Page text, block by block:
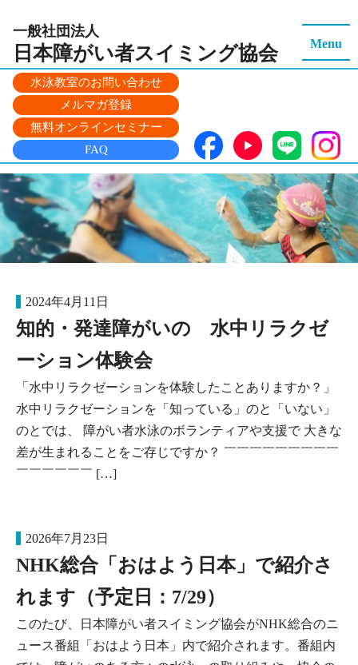
一般社団法人
日本障がい者スイミング協会
水泳教室のお問い合わせ
メルマガ登録
無料オンラインセミナー
FAQ
Menu
2024年4月11日
知的・発達障がいの 水中リラクゼ
ーション体験会
「水中リラクゼーションを体験したことありますか？」
水中リラクゼーションを「知っている」のと「いない」
のとでは、 障がい者水泳のボランティアや支援で 大きな
差が生まれることをご存じですか？ ￣￣￣￣￣￣￣￣￣
￣￣￣￣￣￣ […]
2026年7月23日
NHK総合「おはよう日本」で紹介さ
れます（予定日：7/29）
このたび、日本障がい者スイミング協会がNHK総合のニ
ュース番組「おはよう日本」内で紹介されます。番組内